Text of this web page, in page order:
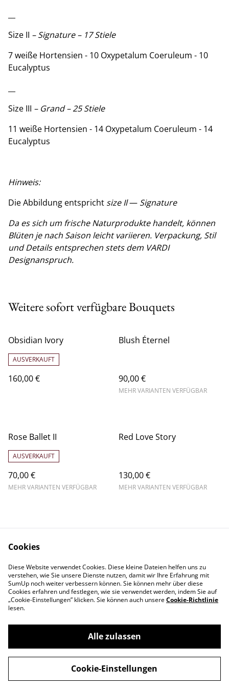
Size II – Signature – 17 Stiele
7 weiße Hortensien - 10 Oxypetalum Coeruleum - 10
Eucalyptus
Size III – Grand – 25 Stiele
11 weiße Hortensien - 14 Oxypetalum Coeruleum - 14
Eucalyptus
Hinweis:
Die Abbildung entspricht size Il— Signature
Da es sich um frische Naturprodukte handelt, können
Blüten je nach Saison leicht variieren. Verpackung, Stil
und Details entsprechen stets dem VARDI
Designanspruch.
Weitere sofort verfügbare Bouquets
Obsidian Ivory
AUSVERKAUFT
160,00 €
Blush Éternel
90,00 €
MEHR VARIANTEN VERFÜGBAR
Rose Ballet II
AUSVERKAUFT
70,00 €
MEHR VARIANTEN VERFÜGBAR
Red Love Story
130,00 €
MEHR VARIANTEN VERFÜGBAR
Kontakt
AGB
Datenschutz
Cookie-Richtlinie
©2026Vardi Flowers Live
powered by
Cookies
Diese Website verwendet Cookies. Diese kleine Dateien helfen uns zu
verstehen, wie Sie unsere Dienste nutzen, damit wir Ihre Erfahrung mit
SumUp noch weiter verbessern können. Sie können mehr über diese
Cookies erfahren und festlegen, wie sie verwendet werden, indem Sie auf
„Cookie-Einstellungen” klicken. Sie können auch unsereCookie-Richtlinie
lesen.
Alle zulassen
Cookie-Einstellungen